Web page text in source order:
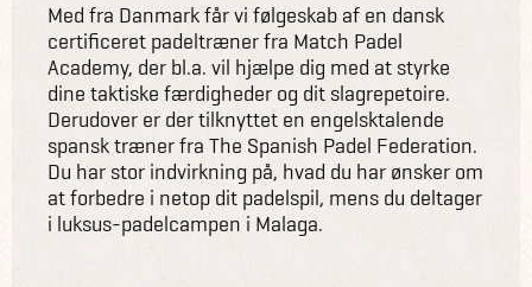
Med fra Danmark får vi følgeskab af en dansk
certificeret padeltræner fra Match Padel
Academy, der bl.a. vil hjælpe dig med at styrke
dine taktiske færdigheder og dit slagrepetoire.
Derudover er der tilknyttet en engelsktalende
spansk træner fra The Spanish Padel Federation.
Du har stor indvirkning på, hvad du har ønsker om
at forbedre i netop dit padelspil, mens du deltager
i luksus-padelcampen i Malaga.